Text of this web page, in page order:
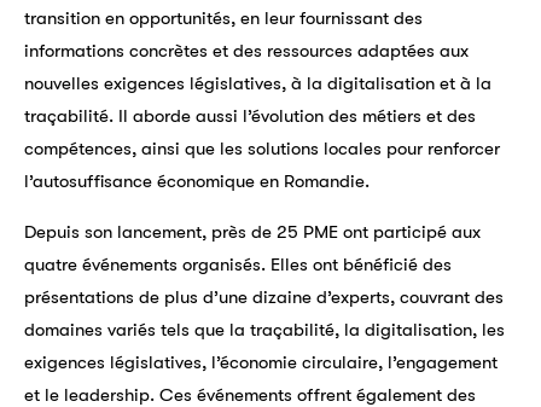
transition en opportunités, en leur fournissant des
informations concrètes et des ressources adaptées aux
nouvelles exigences législatives, à la digitalisation et à la
traçabilité. Il aborde aussi l’évolution des métiers et des
compétences, ainsi que les solutions locales pour renforcer
l’autosuffisance économique en Romandie.
Depuis son lancement, près de 25 PME ont participé aux
quatre événements organisés. Elles ont bénéficié des
présentations de plus d’une dizaine d’experts, couvrant des
domaines variés tels que la traçabilité, la digitalisation, les
exigences législatives, l’économie circulaire, l’engagement
et le leadership. Ces événements offrent également des